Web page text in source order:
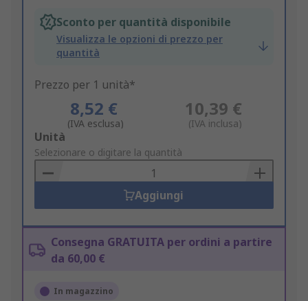
Sconto per quantità disponibile
Visualizza le opzioni di prezzo per
quantità
Prezzo per 1 unità*
8,52 €
(IVA esclusa)
10,39 €
(IVA inclusa)
Add
to
Basket
Unità
Selezionare o digitare la quantità
Aggiungi
Consegna GRATUITA per ordini a partire
da 60,00 €
In magazzino